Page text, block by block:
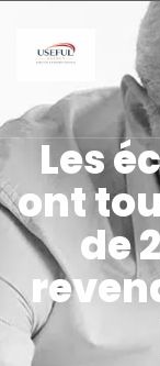
Les
ont
de